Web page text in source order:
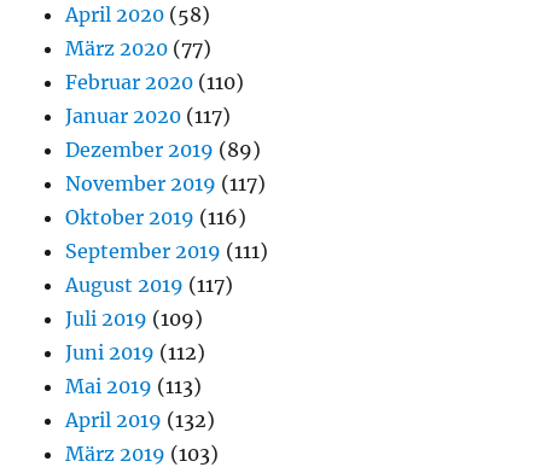
April 2020 (58)
März 2020 (77)
Februar 2020 (110)
Januar 2020 (117)
Dezember 2019 (89)
November 2019 (117)
Oktober 2019 (116)
September 2019 (111)
August 2019 (117)
Juli 2019 (109)
Juni 2019 (112)
Mai 2019 (113)
April 2019 (132)
März 2019 (103)